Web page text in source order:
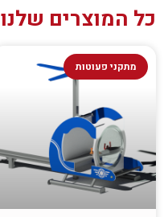
כל המוצרים שלנו
מתקני פעוטות